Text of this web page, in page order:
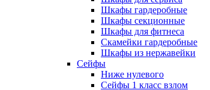
Шкафы гардеробные
Шкафы секционные
Шкафы для фитнеса
Скамейки гардеробные
Шкафы из нержавейки
Сейфы
Ниже нулевого
Сейфы 1 класс взлом